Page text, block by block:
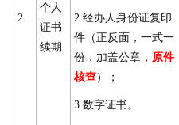
2
个人
证书
续期
2.经办人身份证复印
件（正反面，一式一
份，加盖公章， 原件
核查）；
3.数字证书。